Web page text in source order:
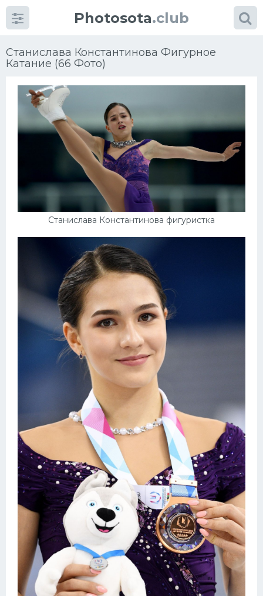
Photosota.club
Станислава Константинова Фигурное
Катание (66 Фото)
Станислава Константинова фигуристка
КатегорииФото
Футбол
Баскетбол
Конькобежный спорт
Тренажеры
Интерьер квартиры